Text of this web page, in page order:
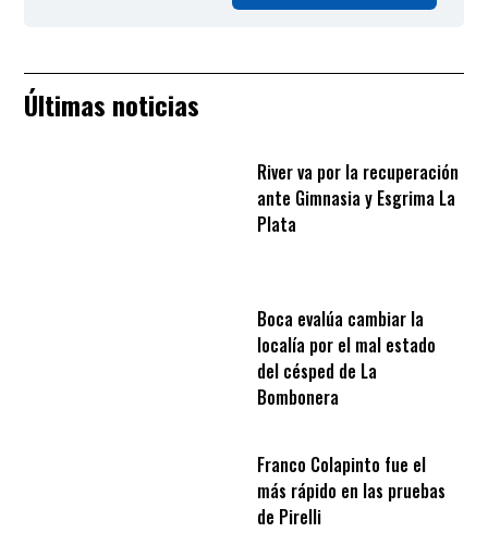
Últimas noticias
River va por la recuperación
ante Gimnasia y Esgrima La
Plata
Boca evalúa cambiar la
localía por el mal estado
del césped de La
Bombonera
Franco Colapinto fue el
más rápido en las pruebas
de Pirelli